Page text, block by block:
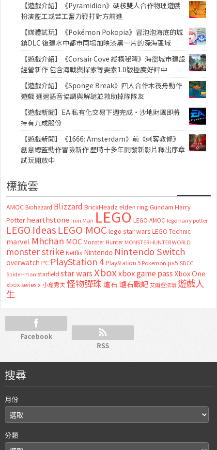
【遊戲介紹】《Pyramidion》硬核雙人合作物理遊戲
扮演監工或苦工奮力鞭打對方前進
【媒體試玩】《Pokémon Pokopia》冒泡泡海底的城
鎮DLC 復建水中都市同場加映漆黑一片的深海區域
【遊戲介紹】《Corsair Cove 縱橫秘灣》海盜城市建設
經營新作 包含海戰與探索等要素1.0版極度好評中
【遊戲介紹】《Sponge Break》四人合作木筏舟動作
遊戲 通過語音協調與解謎並救助掉隊隊友
【遊戲新聞】EA 私有化交易下週完成・沙地財團即將
持有九成股份
【遊戲新聞】《1666: Amsterdam》前《刺客教條》
創意總監動作冒險新作 歷時十多年開發新影片釋出序章
試玩開放中
標籤雲
AMOC Biohazard Blizzard BrickHeadz elden ring Gundam Harry
Potter hearthstone Iron Man LEGO LEGO AMOC lego harry potter
LEGO Ideas LEGO MOC lego star wars LEGO Technic
marvel Mhchan MOC Monster Hunter MONSTER HUNTER WORLD
monster strike Netflix Nintendo Nintendo Switch
overwatch PC PlayStation 4 PlayStation 5 Pokemon ps5 SDCC
Spider-man starfield star warsXboxxbox game passXbox One
xbox series x 小島秀夫怪物彈珠 爐石 爐石戰記艾爾登法環 遊戲人
生
Facebook
RSS
搜尋
月份
分類